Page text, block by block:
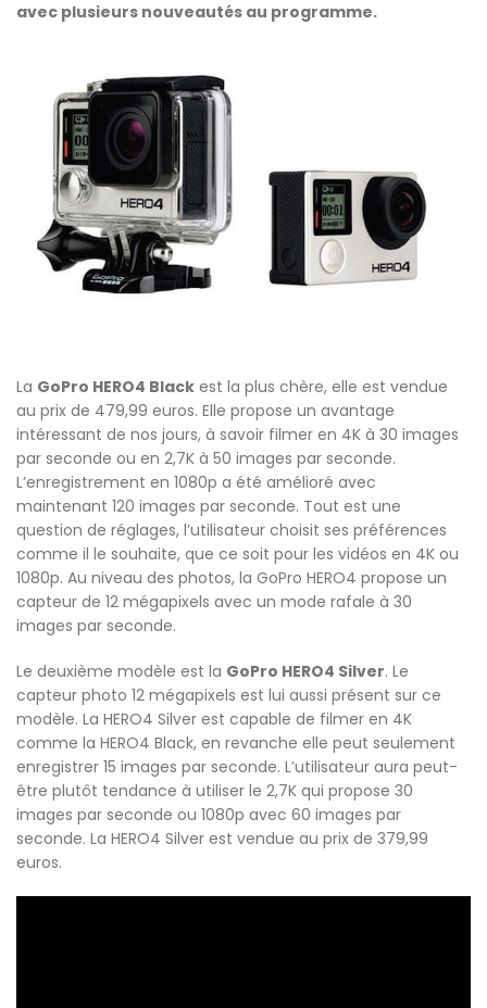
avec plusieurs nouveautés au programme.
La GoPro HERO4 Black est la plus chère, elle est vendue
au prix de 479,99 euros. Elle propose un avantage
intéressant de nos jours, à savoir filmer en 4K à 30 images
par seconde ou en 2,7K à 50 images par seconde.
L’enregistrement en 1080p a été amélioré avec
maintenant 120 images par seconde. Tout est une
question de réglages, l’utilisateur choisit ses préférences
comme il le souhaite, que ce soit pour les vidéos en 4K ou
1080p. Au niveau des photos, la GoPro HERO4 propose un
capteur de 12 mégapixels avec un mode rafale à 30
images par seconde.
Le deuxième modèle est la GoPro HERO4 Silver. Le
capteur photo 12 mégapixels est lui aussi présent sur ce
modèle. La HERO4 Silver est capable de filmer en 4K
comme la HERO4 Black, en revanche elle peut seulement
enregistrer 15 images par seconde. L’utilisateur aura peut-
être plutôt tendance à utiliser le 2,7K qui propose 30
images par seconde ou 1080p avec 60 images par
seconde. La HERO4 Silver est vendue au prix de 379,99
euros.